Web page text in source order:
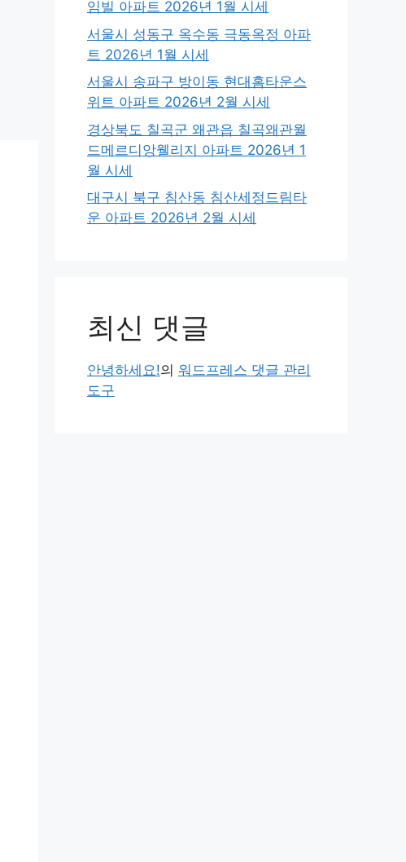
임빌 아파트 2026년 1월 시세
서울시 성동구 옥수동 극동옥정 아파
트 2026년 1월 시세
서울시 송파구 방이동 현대홈타운스
위트 아파트 2026년 2월 시세
경상북도 칠곡군 왜관읍 칠곡왜관월
드메르디앙웰리지 아파트 2026년 1
월 시세
대구시 북구 침산동 침산세정드림타
운 아파트 2026년 2월 시세
최신 댓글
안녕하세요!의 워드프레스 댓글 관리
도구